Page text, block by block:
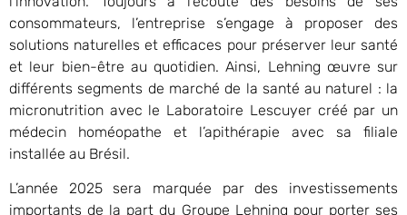
consommateurs, l’entreprise s’engage à proposer des
solutions naturelles et efficaces pour préserver leur santé
et leur bien-être au quotidien. Ainsi, Lehning œuvre sur
différents segments de marché de la santé au naturel : la
micronutrition avec le Laboratoire Lescuyer créé par un
médecin homéopathe et l’apithérapie avec sa filiale
installée au Brésil.
L’année 2025 sera marquée par des investissements
importants de la part du Groupe Lehning pour porter ses